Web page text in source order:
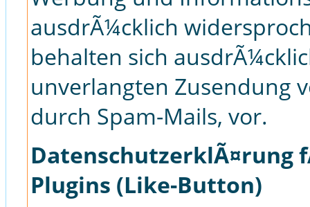
ausdrÃ¼cklich
behalten sich
unverlangten Zusendung
durch Spam-Mails, vor.
DatenschutzerklÃ¤rung
Plugins (Like-Button)